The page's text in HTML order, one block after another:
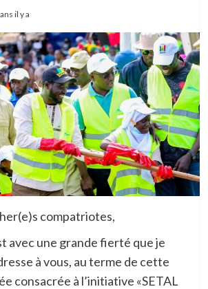
il y a
compatriotes,
avec une grande fierté que je
à vous, au terme de cette
consacrée à l’initiative «SETAL